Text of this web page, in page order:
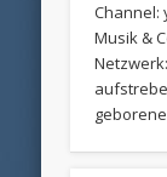
Channel:
Musik &